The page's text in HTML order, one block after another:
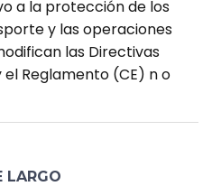
a la protección de los
y las operaciones
las Directivas
el Reglamento (CE) n o
LARGO